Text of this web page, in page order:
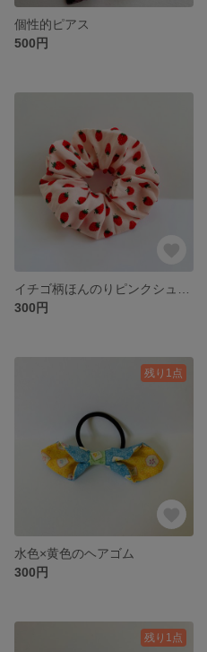
個性的ピアス
500円
300円
残り1点
水色×黄色のヘアゴム
300円
残り1点